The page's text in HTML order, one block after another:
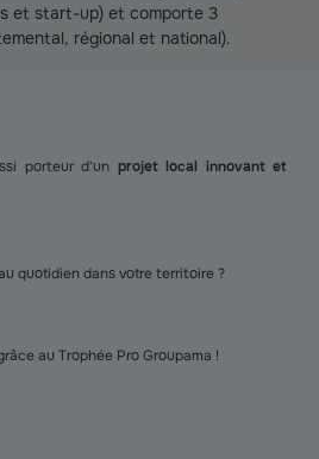
et start-up) et comporte 3
régional et national).
porteur d'un projet local innovant et
quotidien dans votre territoire ?
au Trophée Pro Groupama !